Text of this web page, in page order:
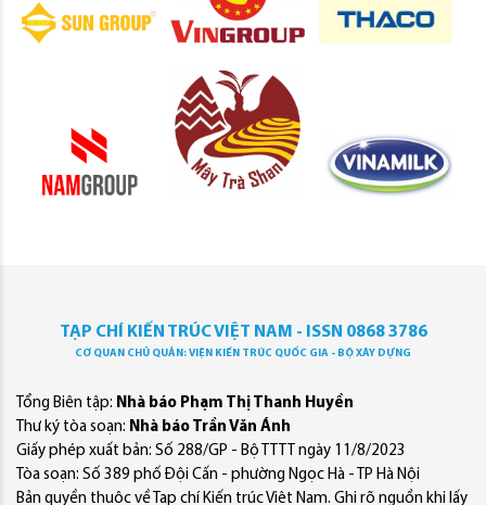
TẠP CHÍ KIẾN TRÚC VIỆT NAM - ISSN 0868 3786
CƠ QUAN CHỦ QUẢN: VIỆN KIẾN TRÚC QUỐC GIA - BỘ XÂY DỰNG
Tổng Biên tập: Nhà báo Phạm Thị Thanh Huyền
Thư ký tòa soạn: Nhà báo Trần Văn Ánh
Giấy phép xuất bản: Số 288/GP - Bộ TTTT ngày 11/8/2023
Tòa soạn: Số 389 phố Đội Cấn - phường Ngọc Hà - TP Hà Nội
Bản quyền thuộc về Tạp chí Kiến trúc Việt Nam. Ghi rõ nguồn khi lấy